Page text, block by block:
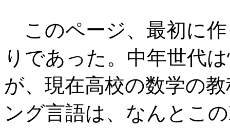
このページ、最初に
りであった。中年世代
が、現在高校の数学の
ング言語は、なんとこ